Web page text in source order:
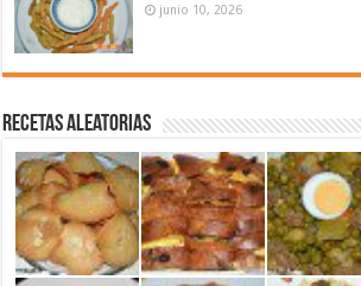
junio 10, 2026
Recetas aleatorias